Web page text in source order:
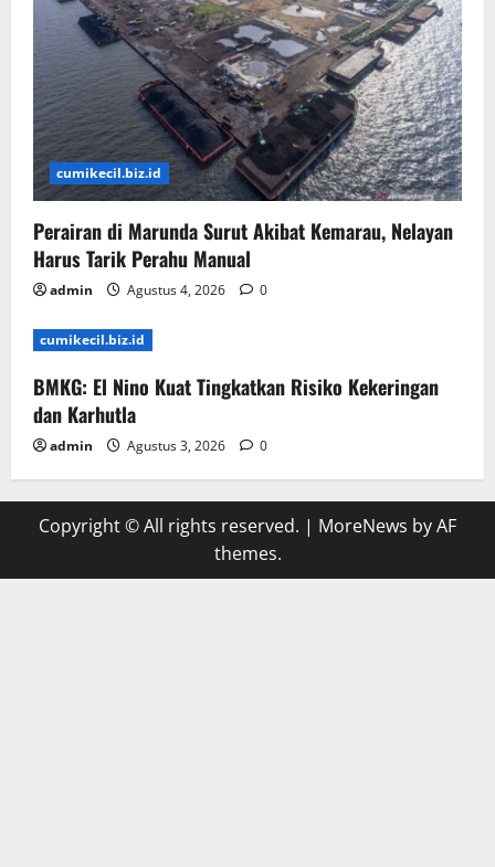
cumikecil.biz.id
Perairan di Marunda Surut Akibat Kemarau, Nelayan
Harus Tarik Perahu Manual
admin Agustus 4, 2026 0
cumikecil.biz.id
BMKG: El Nino Kuat Tingkatkan Risiko Kekeringan
dan Karhutla
admin Agustus 3, 2026 0
Copyright © All rights reserved. | MoreNews by AF
themes.